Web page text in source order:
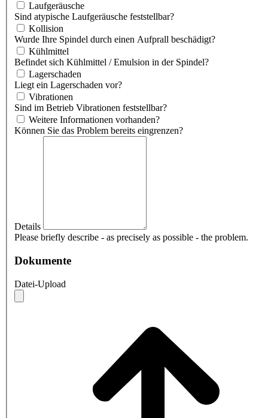
Laufgeräusche
Sind atypische Laufgeräusche feststellbar?
Kollision
Wurde Ihre Spindel durch einen Aufprall beschädigt?
Kühlmittel
Befindet sich Kühlmittel / Emulsion in der Spindel?
Lagerschaden
Liegt ein Lagerschaden vor?
Vibrationen
Sind im Betrieb Vibrationen feststellbar?
Weitere Informationen vorhanden?
Können Sie das Problem bereits eingrenzen?
Details
Please briefly describe - as precisely as possible - the problem.
Dokumente
Datei-Upload